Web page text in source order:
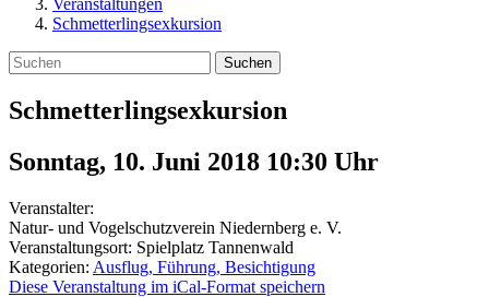
Veranstaltungen
Schmetterlingsexkursion
Suchen
Schmetterlingsexkursion
Sonntag, 10. Juni 2018 10:30 Uhr
Veranstalter:
Natur- und Vogelschutzverein Niedernberg e. V.
Veranstaltungsort: Spielplatz Tannenwald
Kategorien: Ausflug, Führung, Besichtigung
Diese Veranstaltung im iCal-Format speichern